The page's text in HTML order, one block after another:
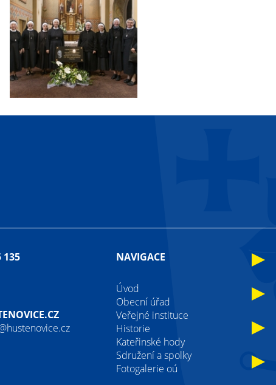
135 NAVIGACE
Úvod
Obecní úřad
Veřejné instituce
Historie
Kateřinské hody
Sdružení a spolky
Fotogalerie oú